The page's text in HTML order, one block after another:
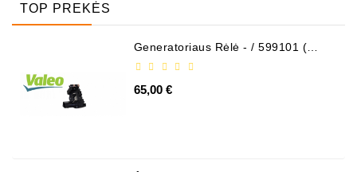
TOP PREKĖS
Generatoriaus Rėlė - / 599101 (
65,00 €